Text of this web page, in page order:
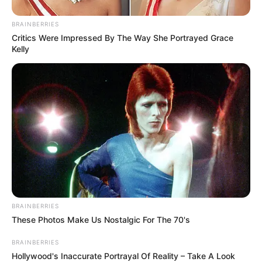
nyilvánosság elé, amikor Dobrev Klára konkrét,
terhelő dokumentumokkal állt elő. A politikus
szerint ezek az iratok azt bizonyítják, hogy Sulyok
Tamás korábban súlyos, köztörvényes
bűncselekményeket követett el.
BRAINBERRIES
Critics Were Impressed By The Way She Portrayed Grace
Kelly
BRAINBERRIES
These Photos Make Us Nostalgic For The 70's
BRAINBERRIES
Hollywood's Inaccurate Portrayal Of Reality – Take A Look